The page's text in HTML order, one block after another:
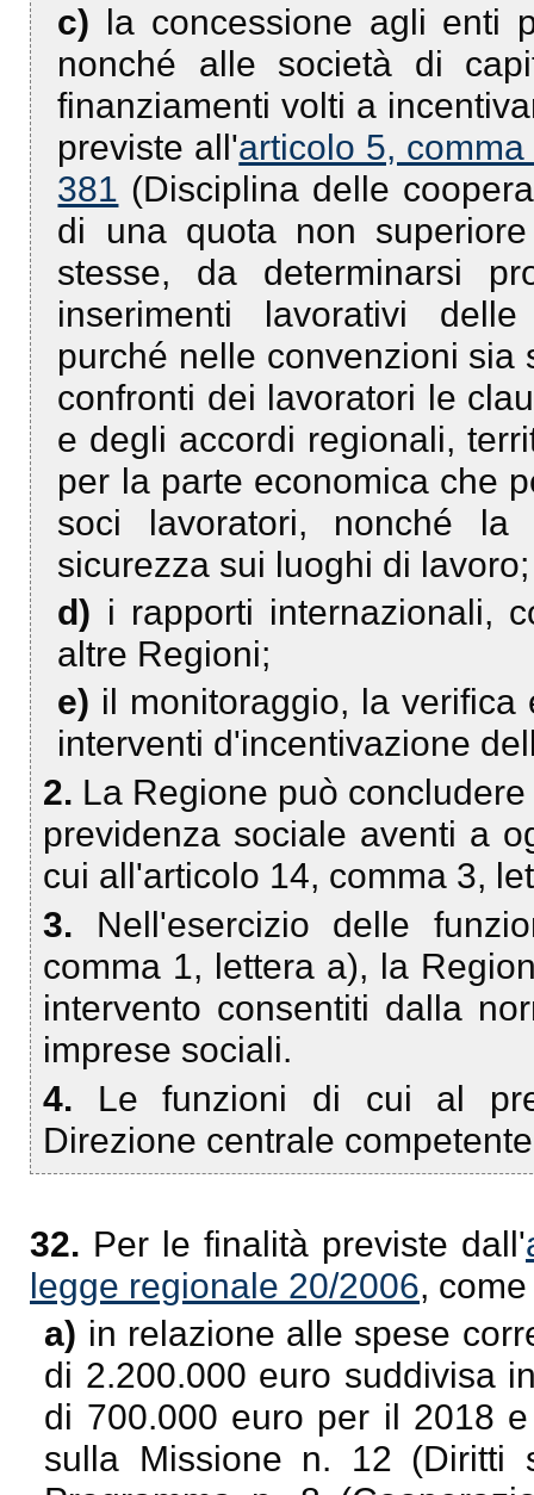
c) la concessione agli enti
nonché alle società di
finanziamenti volti a
previste all'articolo 5,
381 (Disciplina delle
di una quota non
stesse, da determinarsi
inserimenti lavorativi
purché nelle convenzioni
confronti dei lavoratori le
e degli accordi regionali,
per la parte economica che
soci lavoratori, nonché
sicurezza sui luoghi di lavoro;
d) i rapporti internazionali,
altre Regioni;
e) il monitoraggio, la
interventi d'incentivazione
2. La Regione può
previdenza sociale aventi a
cui all'articolo 14, comma 3,
3. Nell'esercizio delle
comma 1, lettera a), la
intervento consentiti dalla
imprese sociali.
4. Le funzioni di cui al
Direzione centrale
32. Per le finalità previste dall'
legge regionale 20/2006,
a) in relazione alle spese
di 2.200.000 euro suddivisa
di 700.000 euro per il 2018
sulla Missione n. 12 (Diritti